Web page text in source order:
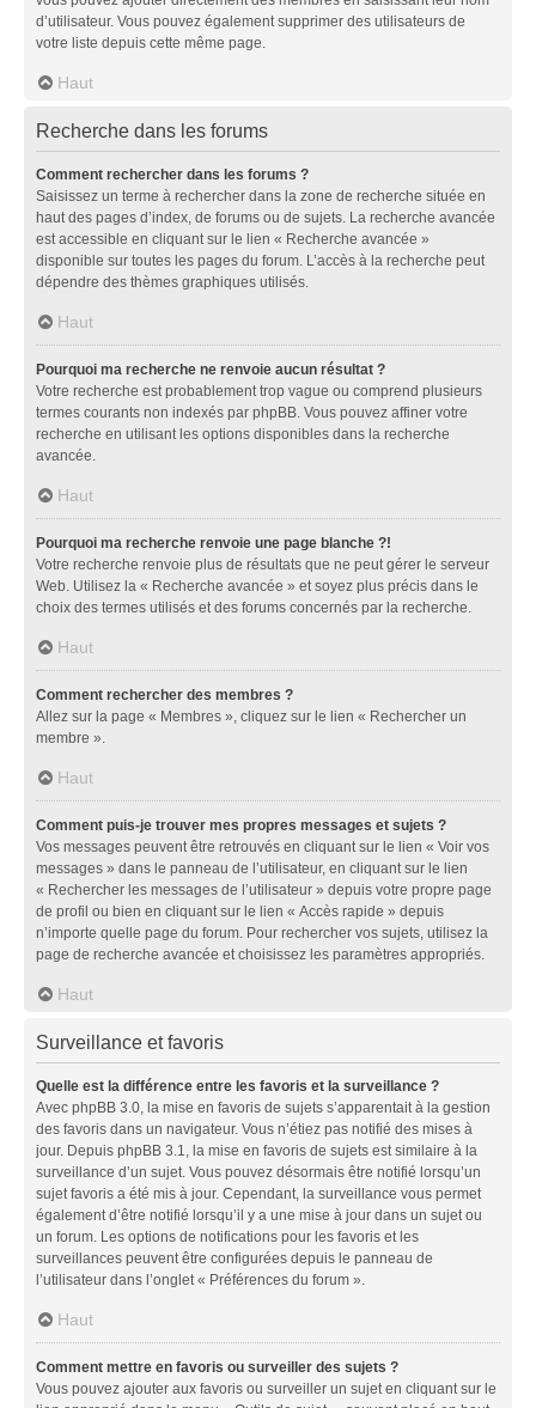
d’utilisateur. Vous pouvez également supprimer des utilisateurs de
votre liste depuis cette même page.
Haut
Recherche dans les forums
Comment rechercher dans les forums ?
Saisissez un terme à rechercher dans la zone de recherche située en
haut des pages d’index, de forums ou de sujets. La recherche avancée
est accessible en cliquant sur le lien « Recherche avancée »
disponible sur toutes les pages du forum. L’accès à la recherche peut
dépendre des thèmes graphiques utilisés.
Haut
Pourquoi ma recherche ne renvoie aucun résultat ?
Votre recherche est probablement trop vague ou comprend plusieurs
termes courants non indexés par phpBB. Vous pouvez affiner votre
recherche en utilisant les options disponibles dans la recherche
avancée.
Haut
Pourquoi ma recherche renvoie une page blanche ?!
Votre recherche renvoie plus de résultats que ne peut gérer le serveur
Web. Utilisez la « Recherche avancée » et soyez plus précis dans le
choix des termes utilisés et des forums concernés par la recherche.
Haut
Comment rechercher des membres ?
Allez sur la page « Membres », cliquez sur le lien « Rechercher un
membre ».
Haut
Comment puis-je trouver mes propres messages et sujets ?
Vos messages peuvent être retrouvés en cliquant sur le lien « Voir vos
messages » dans le panneau de l’utilisateur, en cliquant sur le lien
« Rechercher les messages de l’utilisateur » depuis votre propre page
de profil ou bien en cliquant sur le lien « Accès rapide » depuis
n’importe quelle page du forum. Pour rechercher vos sujets, utilisez la
page de recherche avancée et choisissez les paramètres appropriés.
Haut
Surveillance et favoris
Quelle est la différence entre les favoris et la surveillance ?
Avec phpBB 3.0, la mise en favoris de sujets s’apparentait à la gestion
des favoris dans un navigateur. Vous n’étiez pas notifié des mises à
jour. Depuis phpBB 3.1, la mise en favoris de sujets est similaire à la
surveillance d’un sujet. Vous pouvez désormais être notifié lorsqu’un
sujet favoris a été mis à jour. Cependant, la surveillance vous permet
également d’être notifié lorsqu’il y a une mise à jour dans un sujet ou
un forum. Les options de notifications pour les favoris et les
surveillances peuvent être configurées depuis le panneau de
l’utilisateur dans l’onglet « Préférences du forum ».
Haut
Comment mettre en favoris ou surveiller des sujets ?
Vous pouvez ajouter aux favoris ou surveiller un sujet en cliquant sur le